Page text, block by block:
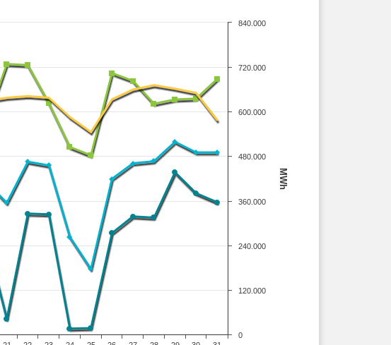
MWh
0
120.000
240.000
360.000
480.000
600.000
720.000
840.000